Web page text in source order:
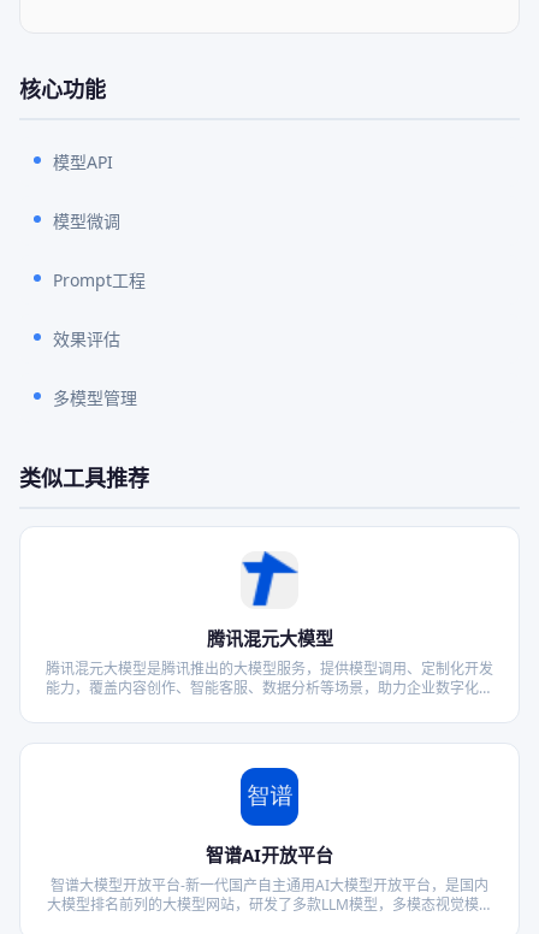
核心功能
模型API
模型微调
Prompt工程
效果评估
多模型管理
类似工具推荐
腾讯混元大模型
腾讯混元大模型是腾讯推出的大模型服务，提供模型调用、定制化开发
能力，覆盖内容创作、智能客服、数据分析等场景，助力企业数字化升
智谱AI开放平台
智谱大模型开放平台-新一代国产自主通用AI大模型开放平台，是国内
大模型排名前列的大模型网站，研发了多款LLM模型，多模态视觉模型